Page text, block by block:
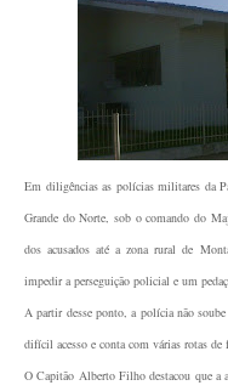
Em diligências as polícias militares da
Grande do Norte, sob o comando do
dos acusados até a zona rural de
impedir a perseguição policial e um
A partir desse ponto, a polícia não
difícil acesso e conta com várias rotas de
O Capitão Alberto Filho destacou que a